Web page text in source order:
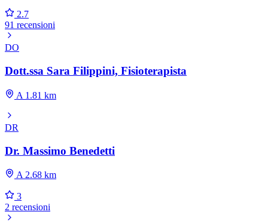
2.7
91 recensioni
DO
Dott.ssa Sara Filippini, Fisioterapista
A 1.81 km
DR
Dr. Massimo Benedetti
A 2.68 km
3
2 recensioni